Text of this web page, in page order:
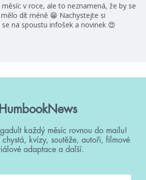
v roce, ale to neznamená, že by se
dít méně 😁 Nachystejte si
na spoustu infošek a novinek 😍
každý měsíc rovnou do mailu!
kvízy, soutěže, autoři, filmové
adaptace a další.